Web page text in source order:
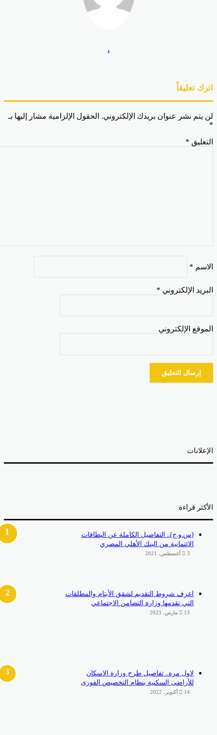
تعليقاً
يتم نشر عنوان بريدك الإلكتروني. الحقول الإلزامية مشار إليها بـ
*
*
الإلكتروني*
الإلكتروني
قراءة
(س.و.ج).. التفاصيل الكاملة عن البطاقات
الائتمانية من البنك الأهلي المصري
اعرف شروط التقديم لشقق الأيتام والمطلقات
التي تقدمها وزارة التضامن الاجتماعي
لاول مرة.. تفاصيل طرح وزارة الاسكان
للأراضى السكنية بنظام التخصيص الفورى